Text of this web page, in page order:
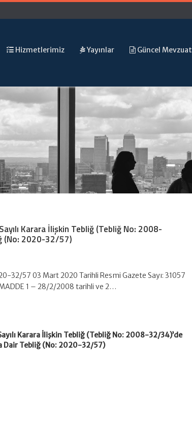
Hizmetlerimiz Yayınlar Güncel Mevzuat
Karara İlişkin Tebliğ (Tebliğ No: 2008-
(No: 2020-32/57)
32/57 03 Mart 2020 Tarihli Resmi Gazete Sayı: 31057
1 – 28/2/2008 tarihli ve 2…
Karara İlişkin Tebliğ (Tebliğ No: 2008-32/34)’de
Dair Tebliğ (No: 2020-32/57)